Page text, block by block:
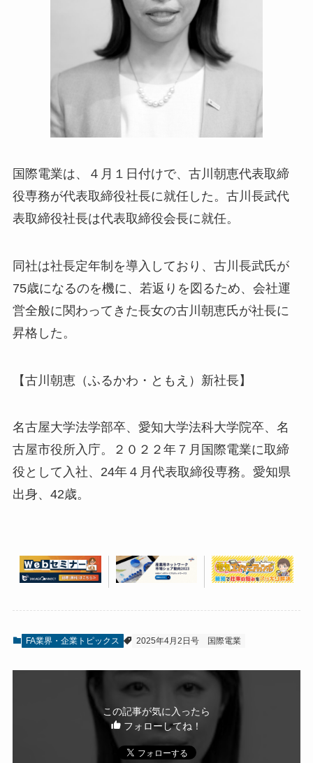
国際電業は、４月１日付けで、古川朝恵代表取締
役専務が代表取締役社長に就任した。古川長武代
表取締役社長は代表取締役会長に就任。
同社は社長定年制を導入しており、古川長武氏が
75歳になるのを機に、若返りを図るため、会社運
営全般に関わってきた長女の古川朝恵氏が社長に
昇格した。
【古川朝恵（ふるかわ・ともえ）新社長】
名古屋大学法学部卒、愛知大学法科大学院卒、名
古屋市役所入庁。２０２２年７月国際電業に取締
役として入社、24年４月代表取締役専務。愛知県
出身、42歳。
FA業界・企業トピックス 2025年4月2日号 国際電業
この記事が気に入ったら
フォローしてね！